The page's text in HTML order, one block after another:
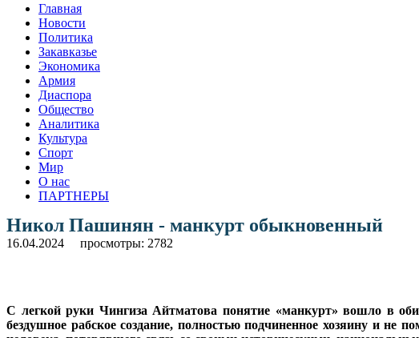
Главная
Новости
Политика
Закавказье
Экономика
Армия
Диаспора
Общество
Аналитика
Культура
Спорт
Мир
О нас
ПАРТНЕРЫ
Никол Пашинян - манкурт обыкновенный
16.04.2024 просмотры: 2782
С легкой руки Чингиза Айтматова понятие «манкурт» вошло в
бездушное рабское создание, полностью подчиненное хозяину и